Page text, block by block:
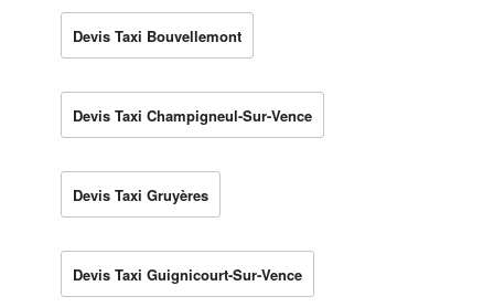
Devis Taxi Bouvellemont
Devis Taxi Champigneul-Sur-Vence
Devis Taxi Gruyères
Devis Taxi Guignicourt-Sur-Vence